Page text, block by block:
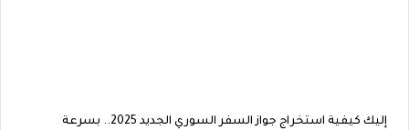
إليك كيفية استخراج جواز السفر السوري الجديد 2025.. بسرعة